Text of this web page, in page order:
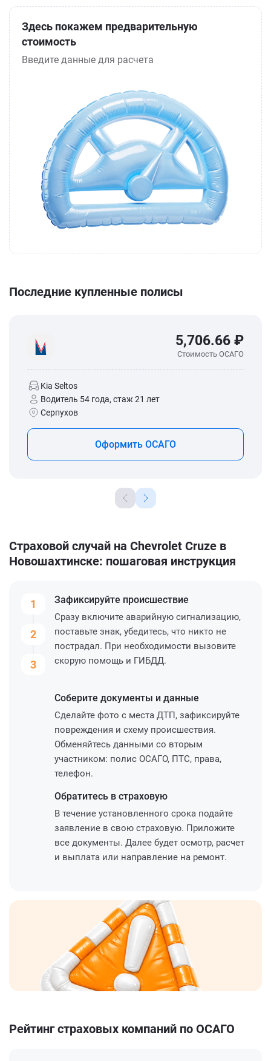
Здесь покажем предварительную
стоимость
Введите данные для расчета
Последние купленные полисы
5,706.66 ₽
Стоимость ОСАГО
Kia Seltos
Водитель 54 года, стаж 21 лет
Серпухов
Оформить ОСАГО
Страховой случай на Chevrolet Cruze в
Новошахтинске: пошаговая инструкция
1
2
3
Зафиксируйте происшествие
Сразу включите аварийную сигнализацию,
поставьте знак, убедитесь, что никто не
пострадал. При необходимости вызовите
скорую помощь и ГИБДД.
Соберите документы и данные
Сделайте фото с места ДТП, зафиксируйте
повреждения и схему происшествия.
Обменяйтесь данными со вторым
участником: полис ОСАГО, ПТС, права,
телефон.
Обратитесь в страховую
В течение установленного срока подайте
заявление в свою страховую. Приложите
все документы. Далее будет осмотр, расчет
и выплата или направление на ремонт.
Рейтинг страховых компаний по ОСАГО